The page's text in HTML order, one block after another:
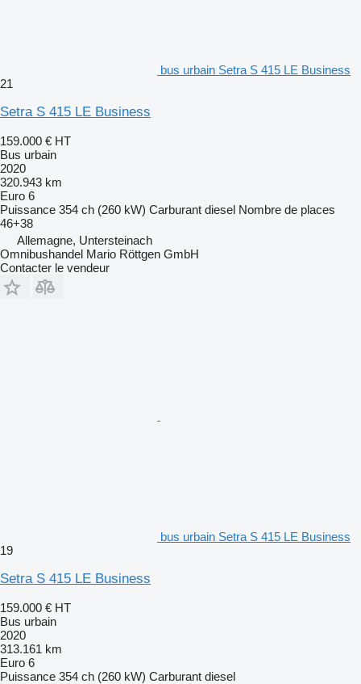
bus urbain Setra S 415 LE Business
21
Setra S 415 LE Business
159.000 € HT
Bus urbain
2020
320.943 km
Euro 6
Puissance 354 ch (260 kW) Carburant diesel Nombre de places
46+38
Allemagne, Untersteinach
Omnibushandel Mario Röttgen GmbH
Contacter le vendeur
bus urbain Setra S 415 LE Business
19
Setra S 415 LE Business
159.000 € HT
Bus urbain
2020
313.161 km
Euro 6
Puissance 354 ch (260 kW) Carburant diesel